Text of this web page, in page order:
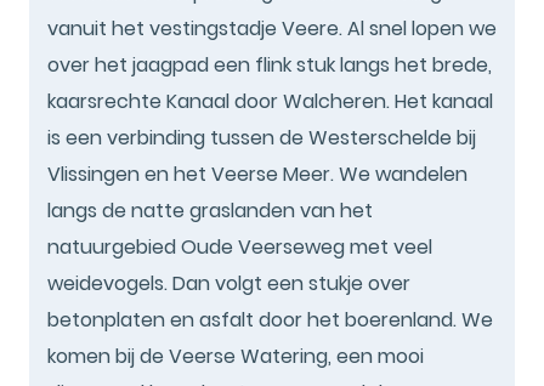
vanuit het vestingstadje Veere. Al snel lopen we
over het jaagpad een flink stuk langs het brede,
kaarsrechte Kanaal door Walcheren. Het kanaal
is een verbinding tussen de Westerschelde bij
Vlissingen en het Veerse Meer. We wandelen
langs de natte graslanden van het
natuurgebied Oude Veerseweg met veel
weidevogels. Dan volgt een stukje over
betonplaten en asfalt door het boerenland. We
komen bij de Veerse Watering, een mooi